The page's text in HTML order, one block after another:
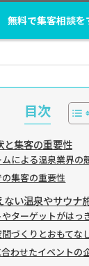
無料で集客相談を
目次
と集客の重要性
による温泉業界の
集客の重要性
い温泉やサウナ
ターゲットがはっ
づくりとおもてな
わせたイベントの